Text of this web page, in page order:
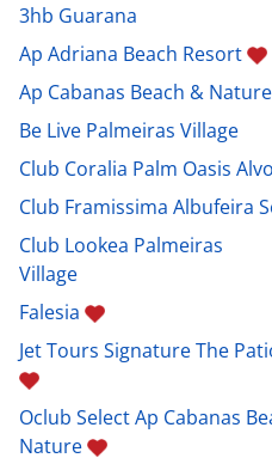
3hb Guarana
Ap Adriana Beach Resort
Ap Cabanas Beach & Nature
Be Live Palmeiras Village
Club Coralia Palm Oasis
Club Framissima Albufeira
Club Lookea Palmeiras
Village
Falesia
Jet Tours Signature The
Oclub Select Ap Cabanas
Nature